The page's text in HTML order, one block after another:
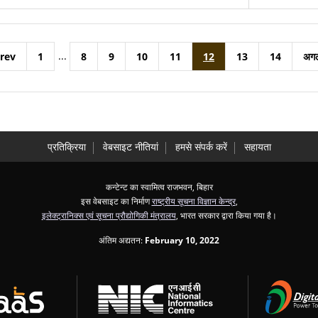
1 ... 8 9 10 11 12 13 14
प्रतिक्रिया वेबसाइट नीतियां हमसे संपर्क करें सहायता
कन्टेन्ट का स्वामित्व राजभवन, बिहार
इस वेबसाइट का निर्माणराष्ट्रीय सूचना विज्ञान केन्द्र,
इलेक्ट्रानिक्स एवं सूचना प्रौद्योगिकी मंत्रालय, भारत सरकार द्वारा किया गया है।
अंतिम अद्यतन: February 10, 2022